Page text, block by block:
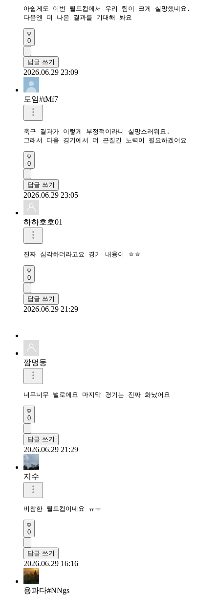
아쉽게도 이번 월드컵에서 우리 팀이 크게 실망했네요.
다음엔 더 나은 결과를 기대해 봐요
0
답글 쓰기
2026.06.29 23:09
도임#tMf7
축구 결과가 이렇게 부정적이라니 실망스러워요.
그래서 다음 경기에서 더 끈질긴 노력이 필요하겠어요
0
답글 쓰기
2026.06.29 23:05
하하호호01
진짜 심각하더라고요 경기 내용이 ㅎㅎ
0
답글 쓰기
2026.06.29 21:29
깜멍둥
너무너무 벌로에요 마지막 경기는 진짜 화났어요
0
답글 쓰기
2026.06.29 21:29
지수
비참한 월드컵이네요 ㅠㅠ
0
답글 쓰기
2026.06.29 16:16
용파다#NNgs